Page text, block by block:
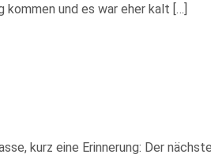
und es war eher kalt […]
kurz eine Erinnerung: Der